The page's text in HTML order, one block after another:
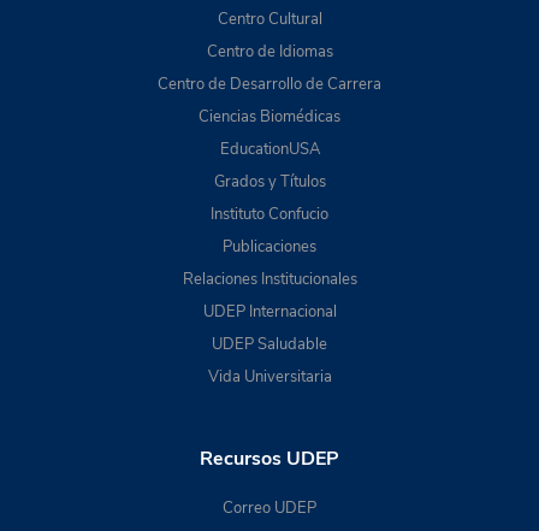
Centro Cultural
Centro de Idiomas
Centro de Desarrollo de Carrera
Ciencias Biomédicas
EducationUSA
Grados y Títulos
Instituto Confucio
Publicaciones
Relaciones Institucionales
UDEP Internacional
UDEP Saludable
Vida Universitaria
Recursos UDEP
Correo UDEP